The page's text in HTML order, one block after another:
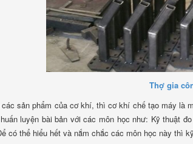
Thợ gia
các sản phẩm của cơ khí, thì cơ khí chế tạo máy là
luyện bài bản với các môn học như: Kỹ thuật
có thể hiểu hết và nắm chắc các môn học này thì